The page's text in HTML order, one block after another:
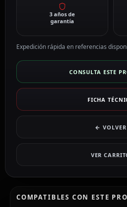
3 años de
garantía
Expedición rápida en referencias
CONSULTA ESTE
FICHA
← VOLVER
VER
COMPATIBLES CON ESTE